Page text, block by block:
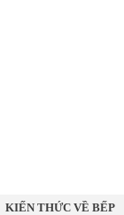
KIẾN THỨC VỀ BẾP